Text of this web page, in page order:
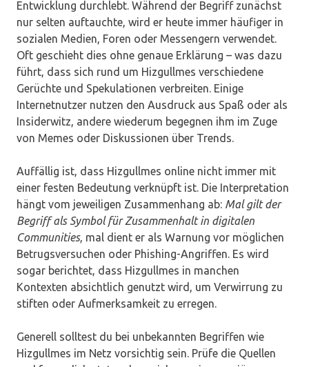
Entwicklung durchlebt. Während der Begriff zunächst
nur selten auftauchte, wird er heute immer häufiger in
sozialen Medien, Foren oder Messengern verwendet.
Oft geschieht dies ohne genaue Erklärung – was dazu
führt, dass sich rund um Hizgullmes verschiedene
Gerüchte und Spekulationen verbreiten. Einige
Internetnutzer nutzen den Ausdruck aus Spaß oder als
Insiderwitz, andere wiederum begegnen ihm im Zuge
von Memes oder Diskussionen über Trends.
Auffällig ist, dass Hizgullmes online nicht immer mit
einer festen Bedeutung verknüpft ist. Die Interpretation
hängt vom jeweiligen Zusammenhang ab: Mal gilt der
Begriff als Symbol für Zusammenhalt in digitalen
Communities, mal dient er als Warnung vor möglichen
Betrugsversuchen oder Phishing-Angriffen. Es wird
sogar berichtet, dass Hizgullmes in manchen
Kontexten absichtlich genutzt wird, um Verwirrung zu
stiften oder Aufmerksamkeit zu erregen.
Generell solltest du bei unbekannten Begriffen wie
Hizgullmes im Netz vorsichtig sein. Prüfe die Quellen